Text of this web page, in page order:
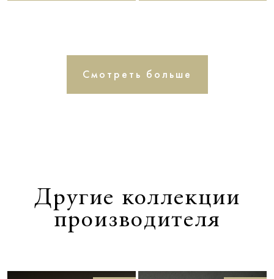
Смотреть больше
Другие коллекции
производителя